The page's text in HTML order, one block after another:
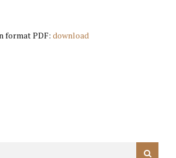
format PDF: download